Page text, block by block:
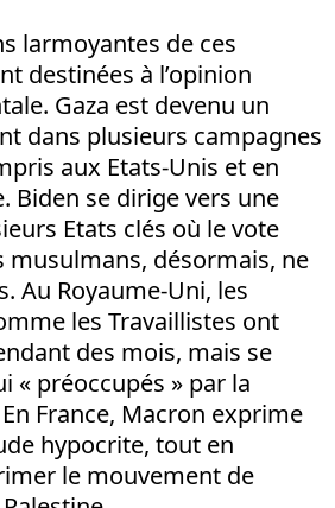
larmoyantes de ces
destinées à l’opinion
Gaza est devenu un
dans plusieurs campagnes
aux Etats-Unis et en
Biden se dirige vers une
Etats clés où le vote
musulmans, désormais, ne
Au Royaume-Uni, les
les Travaillistes ont
des mois, mais se
« préoccupés » par la
France, Macron exprime
hypocrite, tout en
le mouvement de